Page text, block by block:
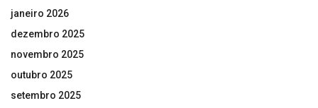
janeiro 2026
dezembro 2025
novembro 2025
outubro 2025
setembro 2025